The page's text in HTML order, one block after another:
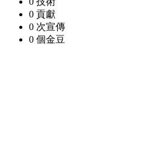
0 貢獻
0 次宣傳
0 個金豆